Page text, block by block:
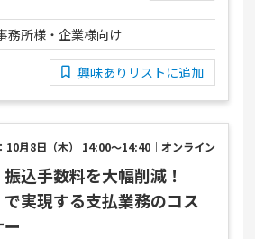
務所様・企業様向け
興味ありリストに追加
10月8日（木） 14:00～14:40｜オンライン
振込手数料を大幅削減！
で実現する支払業務のコス